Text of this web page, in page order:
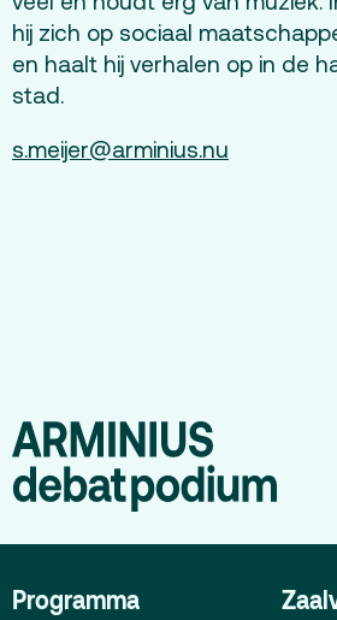
& historie
hij zich op sociaal
en haalt hij verhalen op in de
stad.
s.meijer@arminius.nu
Programma